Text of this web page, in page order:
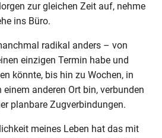
zur gleichen Zeit auf, nehme
ins Büro.
radikal anders – von
einzigen Termin habe und
könnte, bis hin zu Wochen, in
anderen Ort bin, verbunden
planbare Zugverbindungen.
meines Leben hat das mit